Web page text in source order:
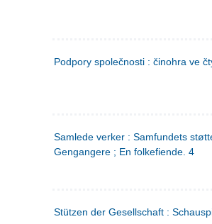
Podpory společnosti : činohra ve
Samlede verker : Samfundets
Gengangere ; En folkefiende. 4
Stützen der Gesellschaft :